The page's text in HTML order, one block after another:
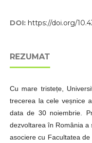
DOI: https://doi.org/
REZUMAT
Cu mare tristețe,
trecerea la cele veșnice
data de 30 noiembrie.
dezvoltarea în România a
asociere cu Facultatea